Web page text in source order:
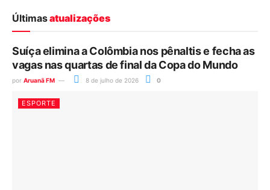
Últimasatualizações
Suíça elimina a Colômbia nos pênaltis e fecha as
vagas nas quartas de final da Copa do Mundo
por Aruanã FM 8 de julho de 2026 0
ESPORTE